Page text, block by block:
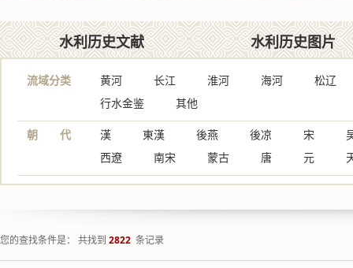
水利历史文献 水利历史图片
流域分类 黄河 长江 淮河 海河
松辽
行水金鉴
其他
朝 代 漢 東漢 後燕 後凉 宋
西遼
南宋 蒙古 唐 元
您的查找条件是： 共找到 2822 条记录